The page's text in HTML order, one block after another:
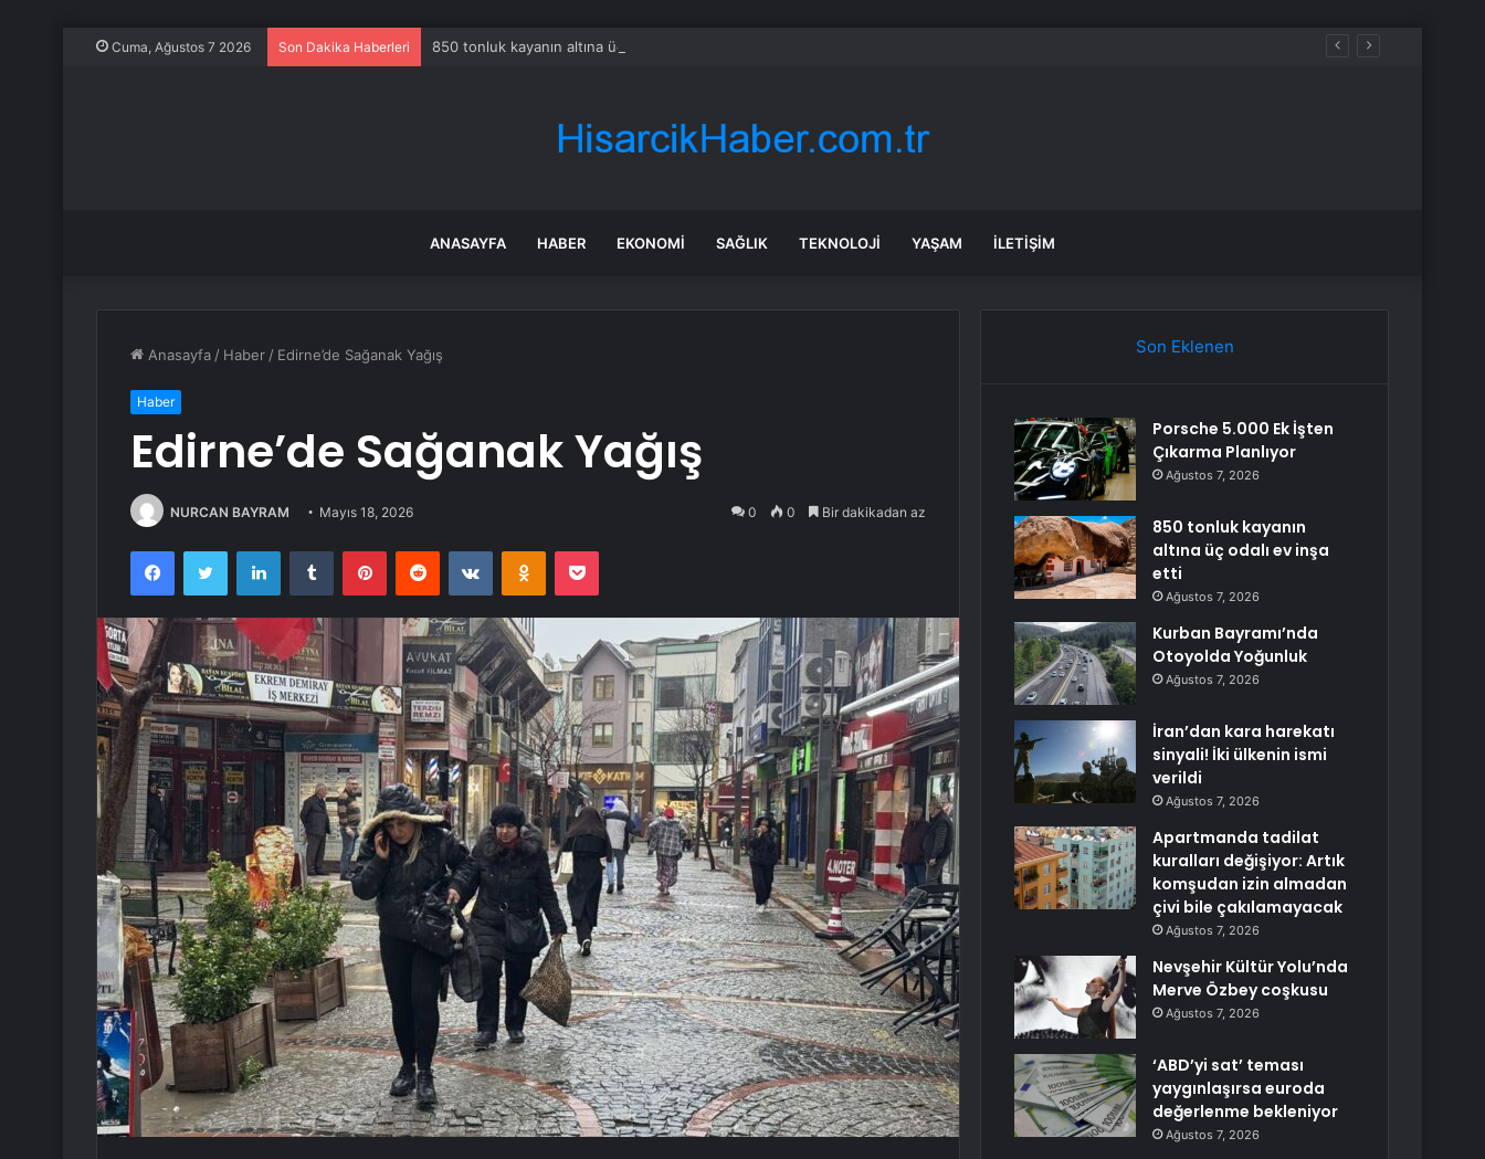
Cuma, Ağustos 7 2026 Son Dakika Haberleri 850 tonluk kayanın altına üç odalı ev inşa etti
ANASAYFA HABER EKONOMI SAĞLIK TEKNOLOJI YAŞAM İLETIŞIM
Anasayfa / Haber / Edirne’de Sağanak Yağış
Haber
Edirne’de Sağanak Yağış
NURCAN BAYRAM Mayıs 18, 2026 0 0 Bir dakikadan az
FacebookTwitter LinkedInTumblr PinterestReddit VKontakteOdnoklassniki
Pocket
Son Eklenen
Porsche 5.000 Ek İşten
Çıkarma Planlıyor
Ağustos 7, 2026
850 tonluk kayanın
altına üç odalı ev inşa
etti
Ağustos 7, 2026
Kurban Bayramı’nda
Otoyolda Yoğunluk
Ağustos 7, 2026
İran’dan kara harekatı
sinyali! İki ülkenin ismi
verildi
Ağustos 7, 2026
Apartmanda tadilat
kuralları değişiyor: Artık
komşudan izin almadan
çivi bile çakılamayacak
Ağustos 7, 2026
Nevşehir Kültür Yolu’nda
Merve Özbey coşkusu
Ağustos 7, 2026
‘ABD’yi sat’ teması
yaygınlaşırsa euroda
değerlenme bekleniyor
Ağustos 7, 2026